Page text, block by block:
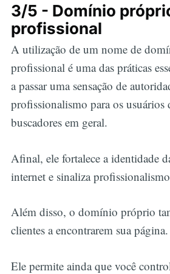
3/5 - Domínio
profissional
A utilização de um nome de
profissional é uma das práticas
a passar uma sensação de
profissionalismo para os usuários
buscadores em geral.
Afinal, ele fortalece a identidade
internet e sinaliza
Além disso, o domínio próprio
clientes a encontrarem sua página.
Ele permite ainda que você